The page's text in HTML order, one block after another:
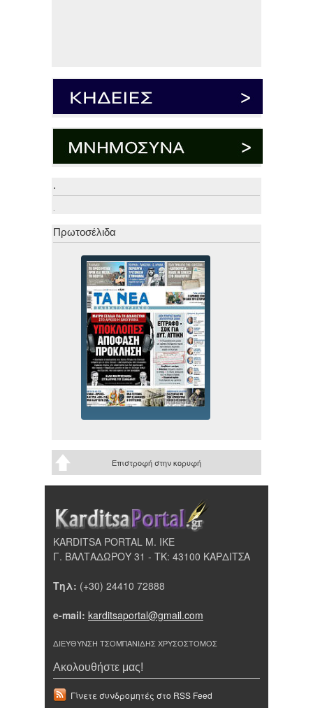
.
.
Πρωτοσέλιδα
Επιστροφή στην κορυφή
KARDITSA PORTAL Μ. ΙΚΕ
Γ. ΒΑΛΤΑΔΩΡΟΥ 31 - ΤΚ: 43100 ΚΑΡΔΙΤΣΑ
Τηλ: (+30) 24410 72888
e-mail: karditsaportal@gmail.com
ΔΙΕΥΘΥΝΣΗ ΤΣΟΜΠΑΝΙΔΗΣ ΧΡΥΣΟΣΤΟΜΟΣ
Ακολουθήστε μας!
Γίνετε συνδρομητές στο RSS Feed